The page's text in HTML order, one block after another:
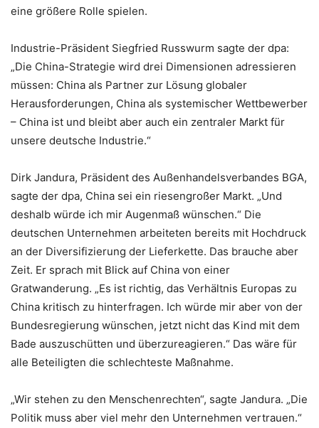
eine größere Rolle spielen.
Industrie-Präsident Siegfried Russwurm sagte der dpa:
„Die China-Strategie wird drei Dimensionen adressieren
müssen: China als Partner zur Lösung globaler
Herausforderungen, China als systemischer Wettbewerber
– China ist und bleibt aber auch ein zentraler Markt für
unsere deutsche Industrie.“
Dirk Jandura, Präsident des Außenhandelsverbandes BGA,
sagte der dpa, China sei ein riesengroßer Markt. „Und
deshalb würde ich mir Augenmaß wünschen.“ Die
deutschen Unternehmen arbeiteten bereits mit Hochdruck
an der Diversifizierung der Lieferkette. Das brauche aber
Zeit. Er sprach mit Blick auf China von einer
Gratwanderung. „Es ist richtig, das Verhältnis Europas zu
China kritisch zu hinterfragen. Ich würde mir aber von der
Bundesregierung wünschen, jetzt nicht das Kind mit dem
Bade auszuschütten und überzureagieren.“ Das wäre für
alle Beteiligten die schlechteste Maßnahme.
„Wir stehen zu den Menschenrechten“, sagte Jandura. „Die
Politik muss aber viel mehr den Unternehmen vertrauen.“